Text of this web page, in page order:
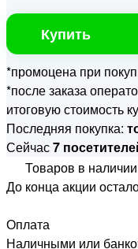
Купить
*промоцена при
*после заказа
итоговую стоимость
Последняя покупка:
Сейчас7
Товаров в
До конца акции
Оплата
Наличными или